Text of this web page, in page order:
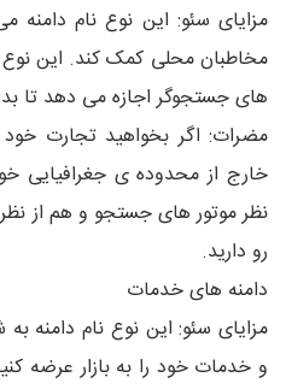
مزایای سئو: این نوع نام
مخاطبان محلی کمک کند. این نوع
های جستجوگر اجازه می دهد تا
مضرات: اگر بخواهید تجارت
خارج از محدوده ی جغرافیایی
نظر موتور های جستجو و هم از
رو دارید.
دامنه های خدمات
مزایای سئو: این نوع نام دامنه
و خدمات خود را به بازار عرضه